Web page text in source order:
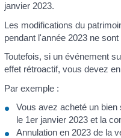
janvier 2023.
Les modifications du
pendant l'année 2023 ne
Toutefois, si un événement
effet rétroactif, vous devez
Par exemple :
Vous avez acheté un
le 1erjanvier 2023 et la
Annulation en 2023 de la